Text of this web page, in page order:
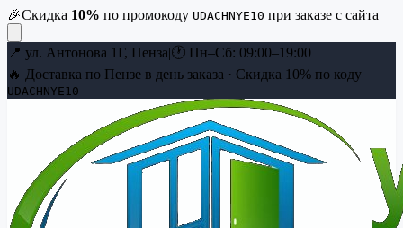
🎉Скидка 10% по промокоду UDACHNYE10 при заказе с сайта
📍 ул. Антонова 1Г, Пенза|🕐 Пн–Сб: 09:00–19:00
🔥 Доставка по Пензе в день заказа · Скидка 10% по коду
UDACHNYE10